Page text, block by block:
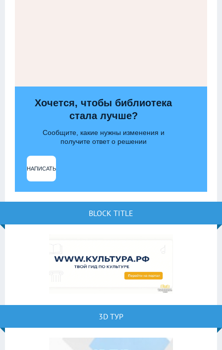
Хочется, чтобы библиотека
стала лучше?
Сообщите, какие нужны изменения и
получите ответ о решении
НАПИСАТЬ
BLOCK TITLE
3D ТУР